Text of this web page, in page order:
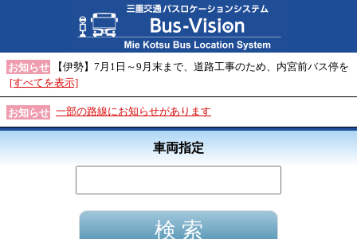
お知らせ
【伊勢】7月1日～9月末まで、道路工事のため、内宮前バス停を
[すべてを表示]
お知らせ 一部の路線にお知らせがあります
車両指定